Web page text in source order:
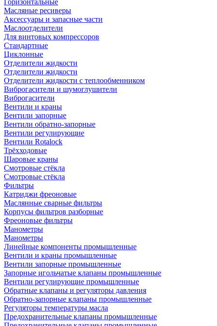
Горизонтальные
Масляные ресиверы
Аксессуары и запасные части
Маслоотделители
Для винтовых компрессоров
Стандартные
Циклонные
Отделители жидкости
Отделители жидкости
Отделители жидкости с теплообменником
Виброгасители и шумоглушители
Виброгасители
Вентили и краны
Вентили запорные
Вентили обратно-запорные
Вентили регулирующие
Вентили Rotalock
Трёхходовые
Шаровые краны
Смотровые стёкла
Смотровые стёкла
Фильтры
Катриджи фреоновые
Маслянные сварные фильтры
Корпусы фильтров разборные
Фреоновые фильтры
Манометры
Манометры
Линейные компоненты промышленные
Вентили и краны промышленные
Вентили запорные промышленные
Запорные игольчатые клапаны промышленные
Вентили регулирующие промышленные
Обратные клапаны и регуляторы давления
Обратно-запорные клапаны промышленные
Регуляторы температуры масла
Предохранительные клапаны промышленные